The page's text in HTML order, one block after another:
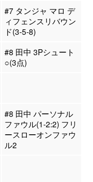
#7 タンジャ マロ デ
ィフェンスリバウン
ド(3-5-8)
#8 田中 3Pシュート
○(3点)
#8 田中 パーソナル
ファウル(1-2:2) フリ
ースローオンファウ
ル2